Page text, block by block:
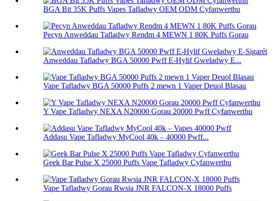
BGA Bit 35K Puffs Vapes Tafladwy OEM ODM Cyfanwerthu
Pecyn Anweddau Tafladwy Rendm 4 MEWN 1 80K Puffs Gorau
Anweddau Tafladwy BGA 50000 Pwff E-Hylif Gweladwy E...
Vape Tafladwy BGA 50000 Puffs 2 mewn 1 Vaper Deuol Blasau
Y Vape Tafladwy NEXA N20000 Gorau 20000 Pwff Cyfanwerthu
Addasu Vape Tafladwy MyCool 40k – 40000 Pwff...
Geek Bar Pulse X 25000 Puffs Vape Tafladwy Cyfanwerthu
Vape Tafladwy Gorau Rwsia JNR FALCON-X 18000 Puffs